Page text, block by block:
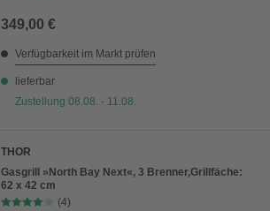
349,00 €
Verfügbarkeit im Markt prüfen
lieferbar
Zustellung 08.08. - 11.08.
THOR
Gasgrill »North Bay Next«, 3 Brenner,Grillfäche:
62 x 42 cm
(4)